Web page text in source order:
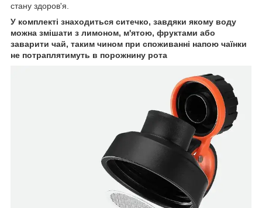
стану здоров'я.
У комплекті знаходиться ситечко, завдяки якому воду
можна змішати з лимоном, м'ятою, фруктами або
заварити чай, таким чином при споживанні напою чаїнки
не потраплятимуть в порожнину рота